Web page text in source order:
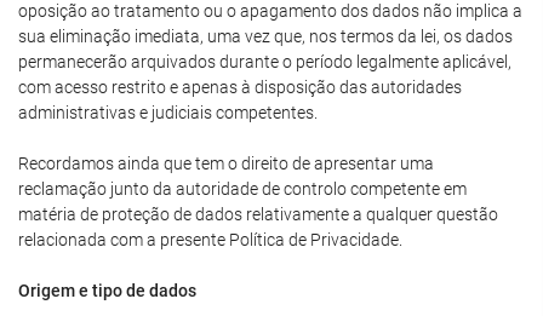
oposição ao tratamento ou o apagamento dos dados não implica a
sua eliminação imediata, uma vez que, nos termos da lei, os dados
permanecerão arquivados durante o período legalmente aplicável,
com acesso restrito e apenas à disposição das autoridades
administrativas e judiciais competentes.
Recordamos ainda que tem o direito de apresentar uma
reclamação junto da autoridade de controlo competente em
matéria de proteção de dados relativamente a qualquer questão
relacionada com a presente Política de Privacidade.
Origem e tipo de dados